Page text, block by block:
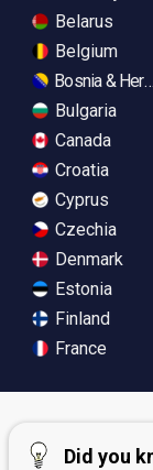
Belarus
Belgium
Bosnia &
Bulgaria
Canada
Croatia
Cyprus
Czechia
Denmark
Estonia
Finland
France
Did you